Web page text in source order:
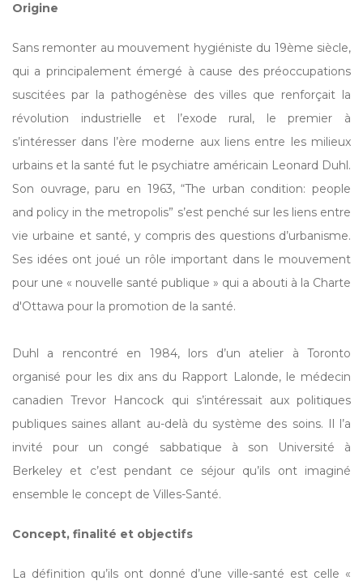
Origine
Sans remonter au mouvement hygiéniste du 19ème siècle,
qui a principalement émergé à cause des préoccupations
suscitées par la pathogénèse des villes que renforçait la
révolution industrielle et l’exode rural, le premier à
s’intéresser dans l’ère moderne aux liens entre les milieux
urbains et la santé fut le psychiatre américain Leonard Duhl.
Son ouvrage, paru en 1963, “The urban condition: people
and policy in the metropolis” s’est penché sur les liens entre
vie urbaine et santé, y compris des questions d’urbanisme.
Ses idées ont joué un rôle important dans le mouvement
pour une « nouvelle santé publique » qui a abouti à la Charte
d'Ottawa pour la promotion de la santé.
Duhl a rencontré en 1984, lors d’un atelier à Toronto
organisé pour les dix ans du Rapport Lalonde, le médecin
canadien Trevor Hancock qui s’intéressait aux politiques
publiques saines allant au-delà du système des soins. Il l’a
invité pour un congé sabbatique à son Université à
Berkeley et c’est pendant ce séjour qu’ils ont imaginé
ensemble le concept de Villes-Santé.
Concept, finalité et objectifs
La définition qu’ils ont donné d’une ville-santé est celle «